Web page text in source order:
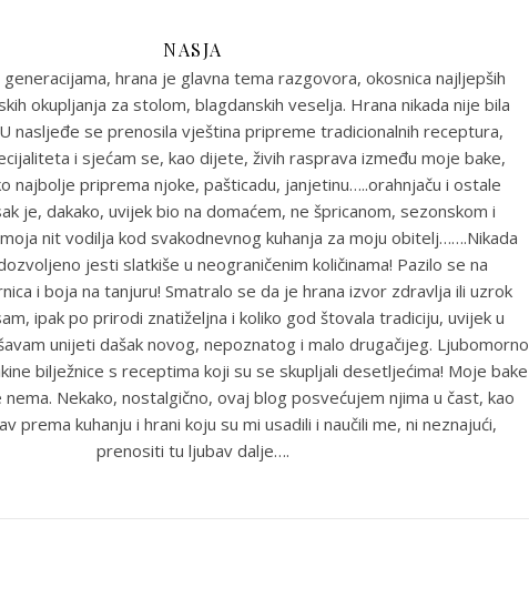
NASJA
hrana je glavna tema razgovora, okosnica najljepših
okupljanja za stolom, blagdanskih veselja. Hrana nikada nije bila
nasljeđe se prenosila vještina pripreme tradicionalnih receptura,
i sjećam se, kao dijete, živih rasprava između moje bake,
najbolje priprema njoke, pašticadu, janjetinu…..orahnjaču i ostale
je, dakako, uvijek bio na domaćem, ne špricanom, sezonskom i
nit vodilja kod svakodnevnog kuhanja za moju obitelj…….Nikada
jesti slatkiše u neograničenim količinama! Pazilo se na
i boja na tanjuru! Smatralo se da je hrana izvor zdravlja ili uzrok
ipak po prirodi znatiželjna i koliko god štovala tradiciju, uvijek u
unijeti dašak novog, nepoznatog i malo drugačijeg. Ljubomorno
bilježnice s receptima koji su se skupljali desetljećima! Moje bake
Nekako, nostalgično, ovaj blog posvećujem njima u čast, kao
prema kuhanju i hrani koju su mi usadili i naučili me, ni neznajući,
prenositi tu ljubav dalje….